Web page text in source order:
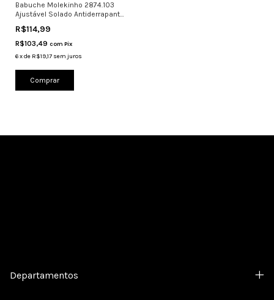
Babuche Molekinho 2874.103
Ajustável Solado Antiderrapante
R$114,99
R$103,49 com Pix
6xde R$19,17 sem juros
Comprar
Departamentos